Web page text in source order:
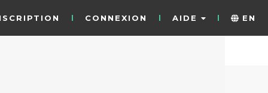
CONNEXION AIDE EN